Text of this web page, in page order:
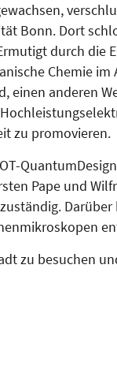
Bonn. Dort
durch die
Chemie im
einen anderen
zu promovieren.
Pape und
zu besuchen